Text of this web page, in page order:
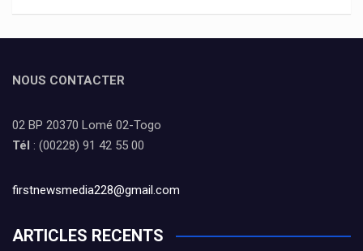
NOUS CONTACTER
02 BP 20370 Lomé 02-Togo
Tél : (00228) 91 42 55 00
firstnewsmedia228@gmail.com
ARTICLES RECENTS